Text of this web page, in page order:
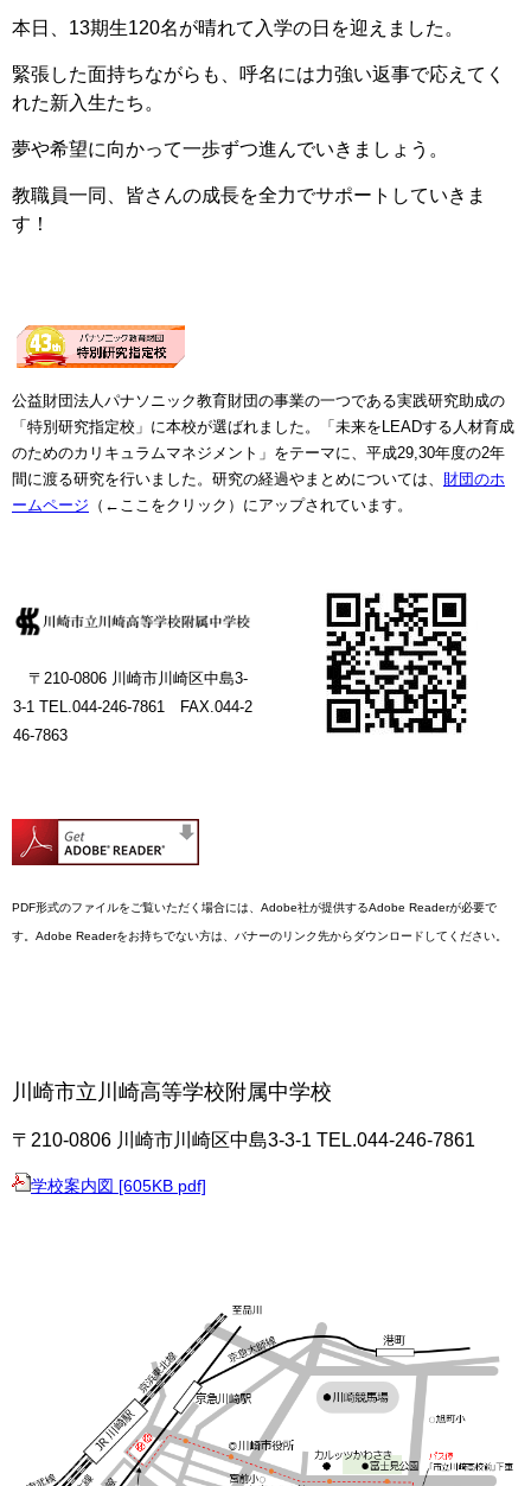
本日、13期生120名が晴れて入学の日を迎えました。
緊張した面持ちながらも、呼名には力強い返事で応えてく
れた新入生たち。
夢や希望に向かって一歩ずつ進んでいきましょう。
教職員一同、皆さんの成長を全力でサポートしていきま
す！
公益財団法人パナソニック教育財団の事業の一つである実践研究助成の
「特別研究指定校」に本校が選ばれました。「未来をLEADする人材育成
のためのカリキュラムマネジメント」をテーマに、平成29,30年度の2年
間に渡る研究を行いました。研究の経過やまとめについては、 財団のホ
ームページ （←ここをクリック）にアップされています。
〒210-0806 川崎市川崎区中島3-
3-1 TEL.044-246-7861 FAX.044-2
46-7863
PDF形式のファイルをご覧いただく場合には、Adobe社が提供するAdobe Readerが必要で
す。Adobe Readerをお持ちでない方は、バナーのリンク先からダウンロードしてください。
川崎市立川崎高等学校附属中学校
〒210-0806 川崎市川崎区中島3-3-1 TEL.044-246-7861
学校案内図 [605KB pdf]